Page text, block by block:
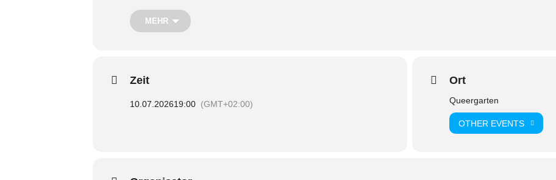
MEHR
Zeit
10.07.202619:00 (GMT+02:00)
Ort
Queergarten
OTHER EVENTS